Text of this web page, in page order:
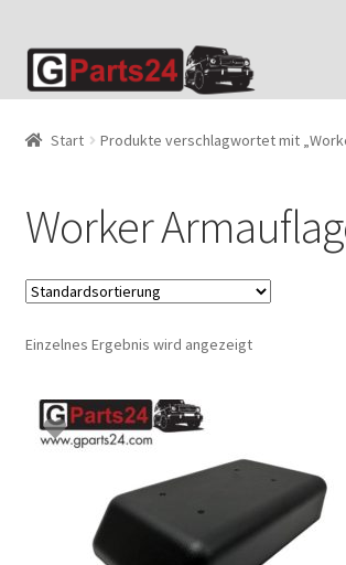
Zur
Navigation
Zum
Inhalt
Start Produkte verschlagwortet mit
Worker
Einzelnes Ergebnis wird angezeigt